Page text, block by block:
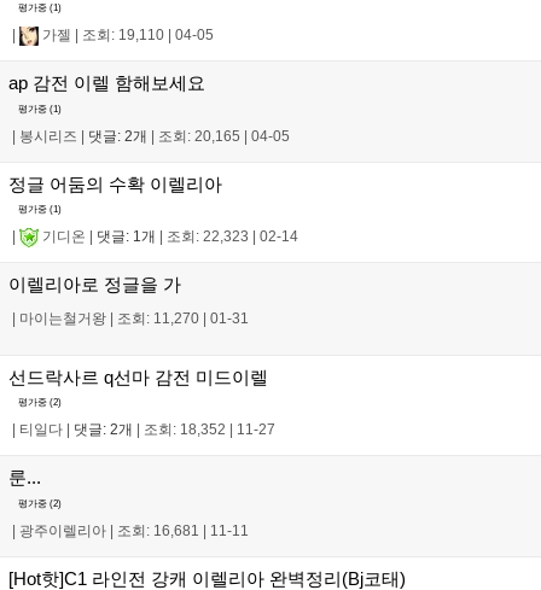
평가중 (1)
가젤 조회: 19,110 04-05
ap 감전 이렐 함해보세요
평가중 (1)
| 봉시리즈 | 댓글: 2개 | 조회: 20,165 | 04-05
정글 어둠의 수확 이렐리아
평가중 (1)
기디온 댓글: 1개 조회: 22,323 02-14
이렐리아로 정글을 가
마이는철거왕 조회: 11,270 01-31
선드락사르 q선마 감전 미드이렐
평가중 (2)
티일다 댓글: 2개 조회: 18,352 11-27
룬...
평가중 (2)
| 광주이렐리아 | 조회: 16,681 | 11-11
[Hot핫]C1 라인전 강캐 이렐리아 완벽정리(Bj코태)